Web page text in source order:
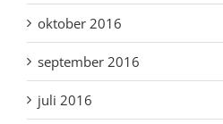
oktober 2016
september 2016
juli 2016